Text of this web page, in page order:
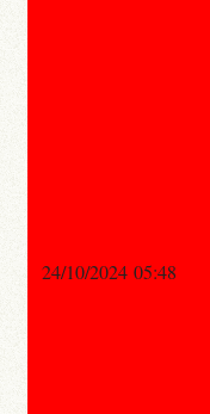
24/10/2024 05:48